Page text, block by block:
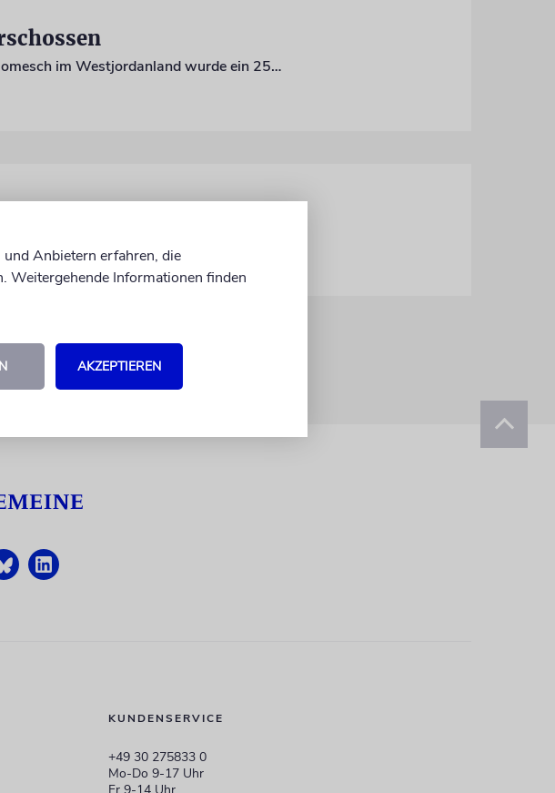
Erneut haben palästinensische Terroristen zugeschlagen: In Homesch im Westjordanland wurde ein 25-jähriger Israeli getötet
KUNDENSERVICE
+49 30 275833 0
Mo-Do 9-17 Uhr
Fr 9-14 Uhr
Anbietern erfahren, die
Weitergehende Informationen finden
AKZEPTIEREN